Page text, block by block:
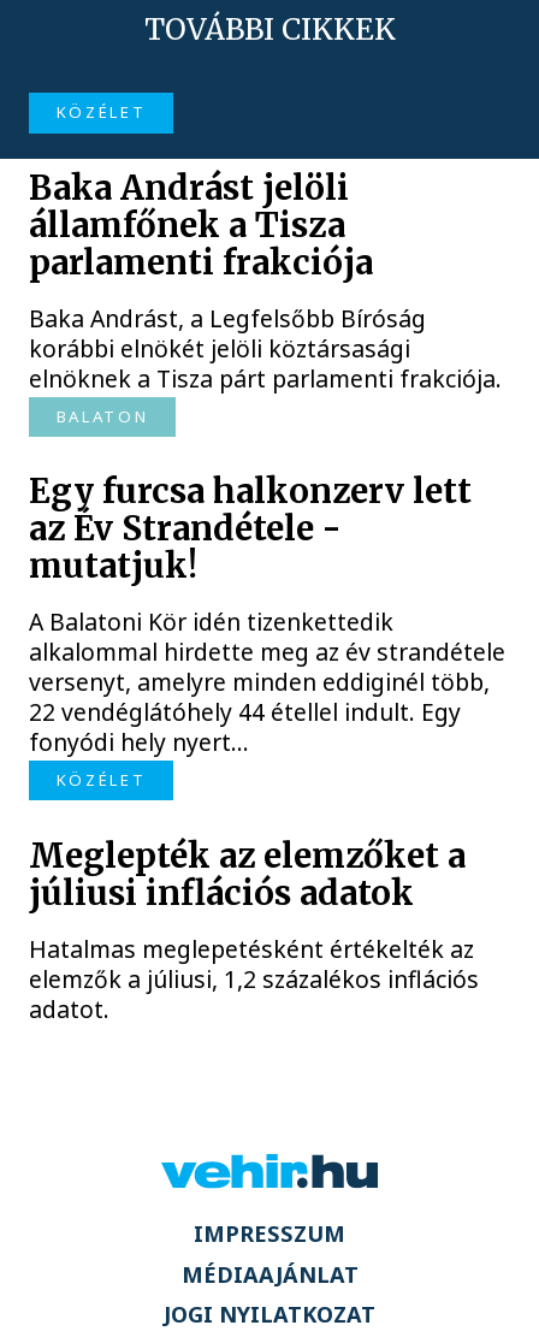
TOVÁBBI CIKKEK
KÖZÉLET
Baka Andrást jelöli
államfőnek a Tisza
parlamenti frakciója
Baka Andrást, a Legfelsőbb Bíróság
korábbi elnökét jelöli köztársasági
elnöknek a Tisza párt parlamenti frakciója.
BALATON
Egy furcsa halkonzerv lett
az Év Strandétele -
mutatjuk!
A Balatoni Kör idén tizenkettedik
alkalommal hirdette meg az év strandétele
versenyt, amelyre minden eddiginél több,
22 vendéglátóhely 44 étellel indult. Egy
fonyódi hely nyert...
KÖZÉLET
Meglepték az elemzőket a
júliusi inflációs adatok
Hatalmas meglepetésként értékelték az
elemzők a júliusi, 1,2 százalékos inflációs
adatot.
IMPRESSZUM
MÉDIAAJÁNLAT
JOGI NYILATKOZAT